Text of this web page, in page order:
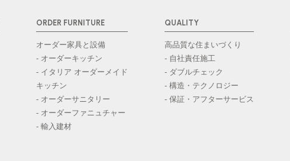
ORDER FURNITURE
オーダー家具と設備
- オーダーキッチン
- イタリア オーダーメイド
キッチン
- オーダーサニタリー
- オーダーファニュチャー
- 輸入建材
QUALITY
高品質な住まいづくり
- 自社責任施工
- ダブルチェック
- 構造・テクノロジー
- 保証・アフターサービス